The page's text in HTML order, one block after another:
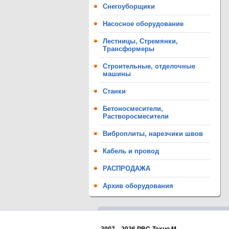
Снегоуборщики
Насосное оборудование
Лестницы, Стремянки,
Трансформеры
Строительные, отделочные
машины
Станки
Бетоносмесители,
Растворосмесители
Виброплиты, нарезчики швов
Кабель и провод
РАСПРОДАЖА
Архив оборудования